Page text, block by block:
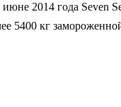
2014 года Seven
5400 кг